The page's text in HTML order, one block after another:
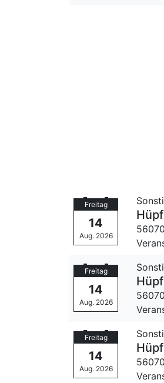
Freitag
14
Aug. 2026
Freitag
14
Aug. 2026
Freitag
14
Aug. 2026